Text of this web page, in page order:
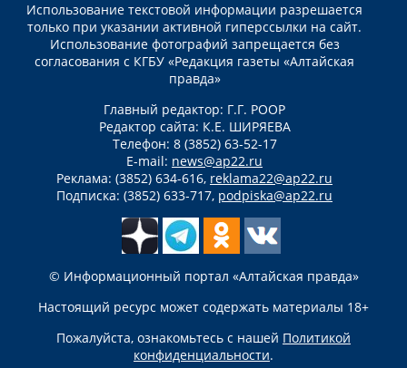
Использование текстовой информации разрешается
только при указании активной гиперссылки на сайт.
Использование фотографий запрещается без
согласования с КГБУ «Редакция газеты «Алтайская
правда»
Главный редактор: Г.Г. РООР
Редактор сайта: К.Е. ШИРЯЕВА
Телефон: 8 (3852) 63-52-17
E-mail: news@ap22.ru
Реклама: (3852) 634-616, reklama22@ap22.ru
Подписка: (3852) 633-717, podpiska@ap22.ru
© Информационный портал «Алтайская правда»
Настоящий ресурс может содержать материалы 18+
Пожалуйста, ознакомьтесь с нашей Политикой
конфиденциальности.